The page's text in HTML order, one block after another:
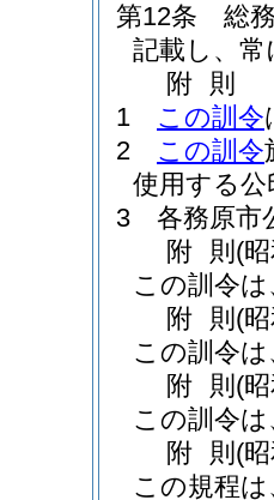
第12条
総
記載し、
附 則
1
この訓令
2
この訓令
使用する
3
各務原市
附 則 (
この訓令
附 則 (
この訓令
附 則 (
この訓令
附 則 (
この規程